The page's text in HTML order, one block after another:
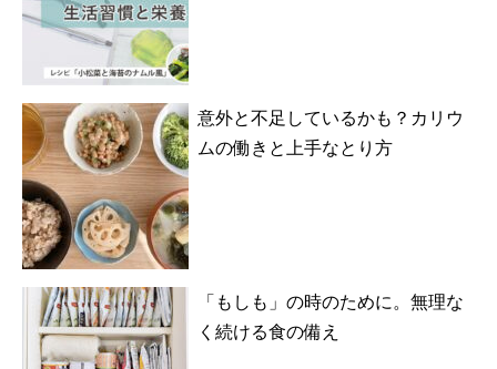
意外と不足しているかも？カリウ
ムの働きと上手なとり方
「もしも」の時のために。無理な
く続ける食の備え